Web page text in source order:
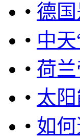
• 德
• 中
• 荷
• 太
• 如